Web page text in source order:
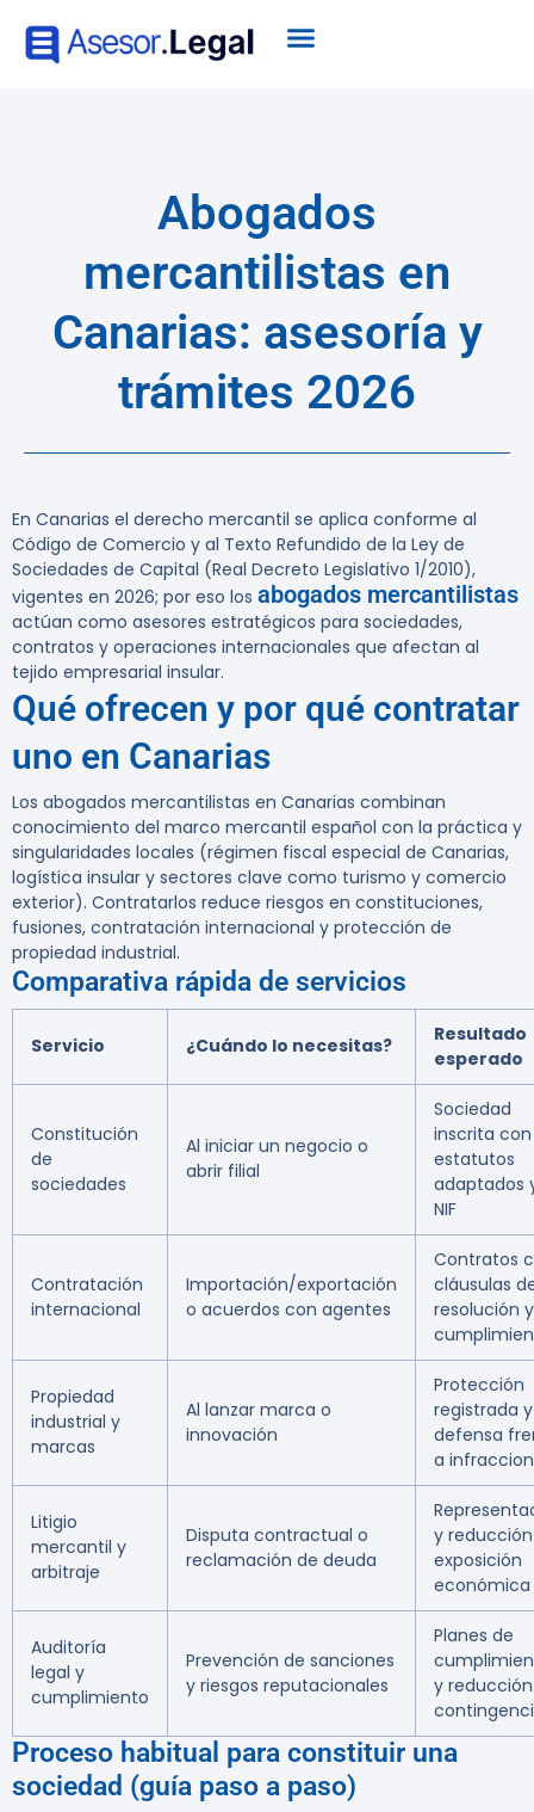
Abogados
mercantilistas en
Canarias: asesoría y
trámites 2026
En Canarias el derecho mercantil se aplica conforme al
Código de Comercio y al Texto Refundido de la Ley de
Sociedades de Capital (Real Decreto Legislativo 1/2010),
vigentes en 2026; por eso los abogados mercantilistas
actúan como asesores estratégicos para sociedades,
contratos y operaciones internacionales que afectan al
tejido empresarial insular.
Qué ofrecen y por qué contratar
uno en Canarias
Los abogados mercantilistas en Canarias combinan
conocimiento del marco mercantil español con la práctica y
singularidades locales (régimen fiscal especial de Canarias,
logística insular y sectores clave como turismo y comercio
exterior). Contratarlos reduce riesgos en constituciones,
fusiones, contratación internacional y protección de
propiedad industrial.
Comparativa rápida de servicios
Servicio ¿Cuándo lo necesitas?
Resultado
esperado
Constitución
de
sociedades
Al iniciar un negocio o
abrir filial
Sociedad
inscrita con
estatutos
adaptados
NIF
Contratación
internacional
Importación/exportación
o acuerdos con agentes
Contratos
cláusulas
resolución y
Propiedad
industrial y
marcas
Al lanzar marca o
innovación
Protección
registrada y
defensa
a
Litigio
mercantil y
arbitraje
Disputa contractual o
reclamación de deuda
y
exposición
económica
Auditoría
legal y
cumplimiento
Prevención de sanciones
y riesgos reputacionales
Planes de
y
Proceso habitual para constituir una
sociedad (guía paso a paso)